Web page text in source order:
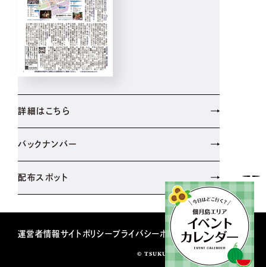
詳細はこちら
バックナンバー
配布スポット
運営者情報サイトポリシープライバシーポリシー
© TSUKUDATUKISHIMASHINBUN.